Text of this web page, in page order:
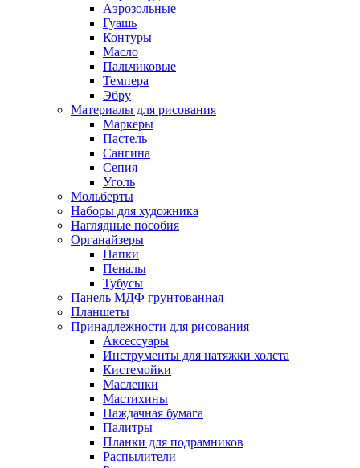
Аэрозольные
Гуашь
Контуры
Масло
Пальчиковые
Темпера
Эбру
Материалы для рисования
Маркеры
Пастель
Сангина
Сепия
Уголь
Мольберты
Наборы для художника
Наглядные пособия
Органайзеры
Папки
Пеналы
Тубусы
Панель МДФ грунтованная
Планшеты
Принадлежности для рисования
Аксессуары
Инструменты для натяжки холста
Кистемойки
Масленки
Мастихины
Наждачная бумага
Палитры
Планки для подрамников
Распылители